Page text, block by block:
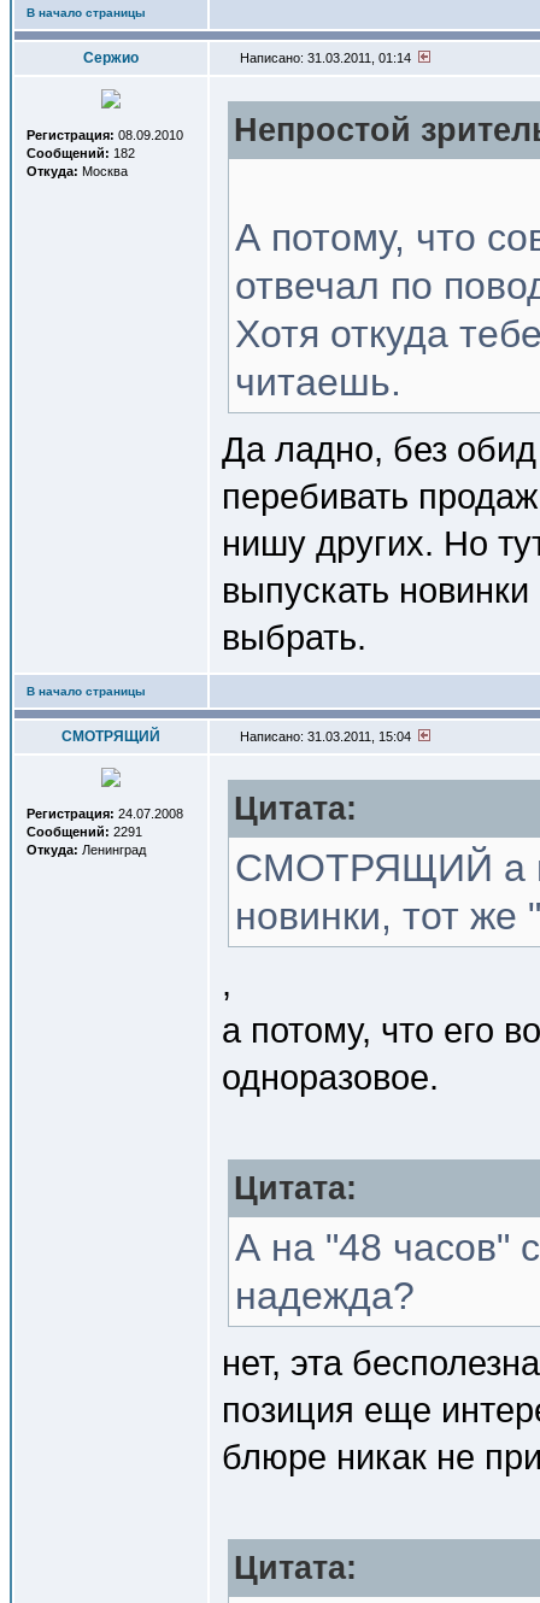
В начало страницы
Сержио Написано: 31.03.2011, 01:14
Регистрация: 08.09.2010
Сообщений: 182
Откуда: Москва
Непростой
А потому, что
отвечал по
Хотя откуда
читаешь.
Да ладно, без
перебивать
нишу других. Но
выпускать
выбрать.
В начало страницы
СМОТРЯЩИЙ Написано: 31.03.2011, 15:04
Регистрация: 24.07.2008
Сообщений: 2291
Откуда: Ленинград
Цитата:
СМОТРЯЩИЙ а
новинки, тот же
,
а потому, что его
одноразовое.
Цитата:
А на "48 часов"
надежда?
нет, эта
позиция еще
блюре никак не
Цитата: